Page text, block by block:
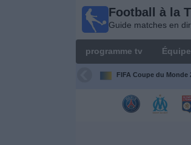
Football à la
Guide matches en
programme tv
FIFA Coupe du Monde